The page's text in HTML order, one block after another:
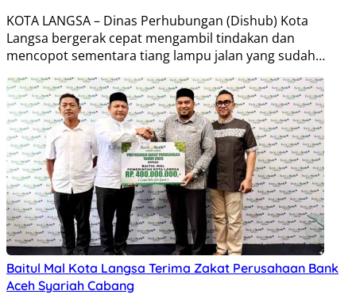
KOTA LANGSA – Dinas Perhubungan (Dishub) Kota
Langsa bergerak cepat mengambil tindakan dan
mencopot sementara tiang lampu jalan yang sudah…
Baitul Mal Kota Langsa Terima Zakat Perusahaan Bank
Aceh Syariah Cabang